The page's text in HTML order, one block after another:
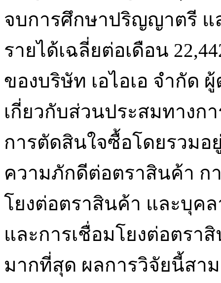
จบการศึกษาปริญญาตรี แ
รายได้เฉลี่ยต่อเดือน
ของบริษัท เอไอเอ จำกัด
เกี่ยวกับส่วนประสมทาง
การตัดสินใจซื้อโดยรวม
ความภักดีต่อตราสินค้า ก
โยงต่อตราสินค้า และบุค
และการเชื่อมโยงต่อตรา
มากที่สุด ผลการวิจัยนี้สา